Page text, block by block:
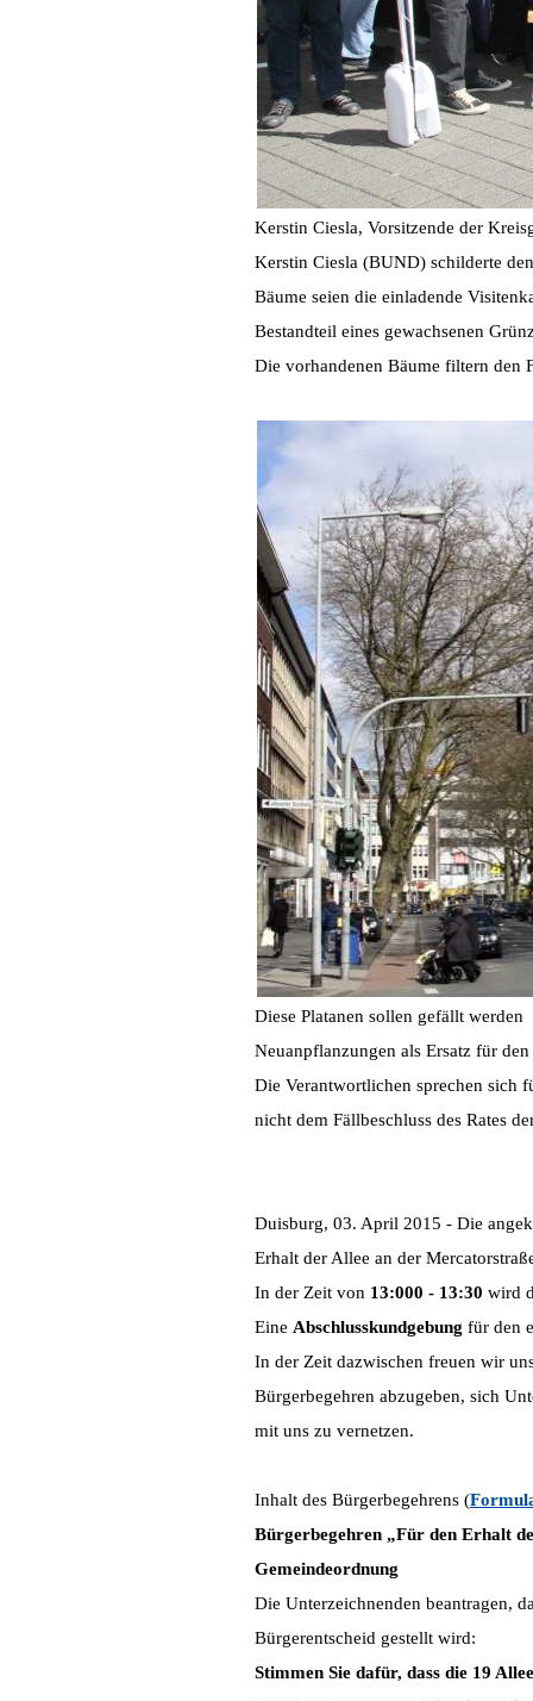
Kerstin Ciesla, Vorsitzende der
Kerstin Ciesla (BUND) schilderte
Bäume seien die einladende
Bestandteil eines gewachsenen
Die vorhandenen Bäume filtern den
Diese Platanen sollen gefällt werden
Neuanpflanzungen als Ersatz für
Die Verantwortlichen sprechen sich
nicht dem Fällbeschluss des Rates
Duisburg, 03. April 2015 - Die
Erhalt der Allee an der
In der Zeit von 13:000 - 13:30 wird
Eine Abschlusskundgebung für den
In der Zeit dazwischen freuen wir
Bürgerbegehren abzugeben, sich
mit uns zu vernetzen.
Inhalt des Bürgerbegehrens (
Bürgerbegehren „Für den Erhalt
Gemeindeordnung
Die Unterzeichnenden beantragen,
Bürgerentscheid gestellt wird:
Stimmen Sie dafür, dass die 19